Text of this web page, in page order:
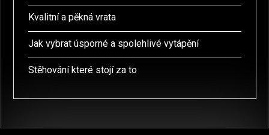
Kvalitní a pěkná vrata
Jak vybrat úsporné a spolehlivé vytápění
Stěhování které stojí za to